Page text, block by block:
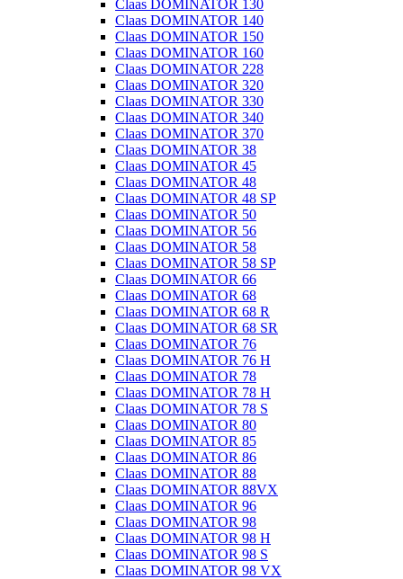
Claas DOMINATOR 130
Claas DOMINATOR 140
Claas DOMINATOR 150
Claas DOMINATOR 160
Claas DOMINATOR 228
Claas DOMINATOR 320
Claas DOMINATOR 330
Claas DOMINATOR 340
Claas DOMINATOR 370
Claas DOMINATOR 38
Claas DOMINATOR 45
Claas DOMINATOR 48
Claas DOMINATOR 48 SP
Claas DOMINATOR 50
Claas DOMINATOR 56
Claas DOMINATOR 58
Claas DOMINATOR 58 SP
Claas DOMINATOR 66
Claas DOMINATOR 68
Claas DOMINATOR 68 R
Claas DOMINATOR 68 SR
Claas DOMINATOR 76
Claas DOMINATOR 76 H
Claas DOMINATOR 78
Claas DOMINATOR 78 H
Claas DOMINATOR 78 S
Claas DOMINATOR 80
Claas DOMINATOR 85
Claas DOMINATOR 86
Claas DOMINATOR 88
Claas DOMINATOR 88VX
Claas DOMINATOR 96
Claas DOMINATOR 98
Claas DOMINATOR 98 H
Claas DOMINATOR 98 S
Claas DOMINATOR 98 VX